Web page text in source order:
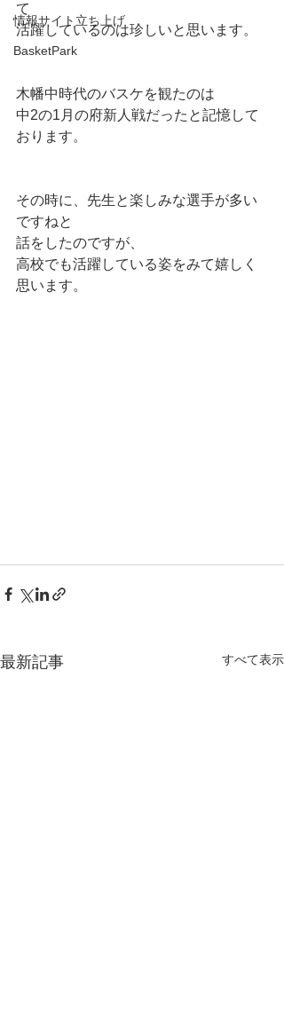
情報サイト立ち上げ
BasketPark
て
活躍しているのは珍しいと思います。
木幡中時代のバスケを観たのは
中2の1月の府新人戦だったと記憶して
おります。
その時に、先生と楽しみな選手が多い
ですねと
話をしたのですが、
高校でも活躍している姿をみて嬉しく
思います。
最新記事 すべて表示